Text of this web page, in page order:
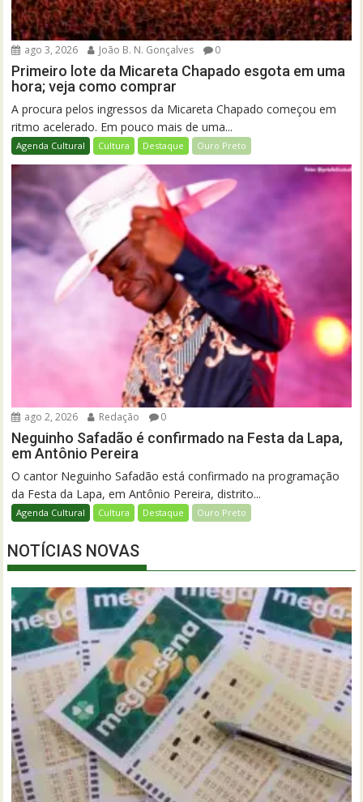
ago 3, 2026 João B. N. Gonçalves 0
Primeiro lote da Micareta Chapado esgota em uma
hora; veja como comprar
A procura pelos ingressos da Micareta Chapado começou em
ritmo acelerado. Em pouco mais de uma...
Agenda Cultural Cultura Destaque Ouro Preto
ago 2, 2026 Redação 0
Neguinho Safadão é confirmado na Festa da Lapa,
em Antônio Pereira
O cantor Neguinho Safadão está confirmado na programação
da Festa da Lapa, em Antônio Pereira, distrito...
Agenda Cultural Cultura Destaque Ouro Preto
NOTÍCIAS NOVAS